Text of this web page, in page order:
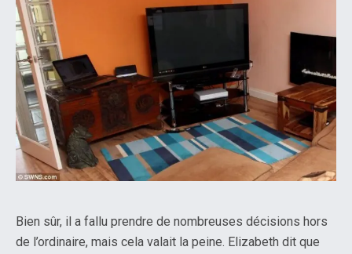
Bien sûr, il a fallu prendre de nombreuses décisions hors
de l’ordinaire, mais cela valait la peine. Elizabeth dit que